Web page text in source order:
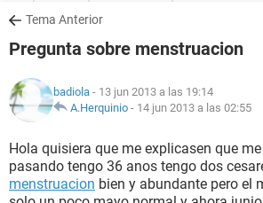
SALUD
FAMILIA
NUTRICIÓN
BIENESTAR
SEXUALIDAD
Tema Anterior
Pregunta sobre menstruacion
badiola - 13 jun 2013 a las 19:14
A.Herquinio - 14 jun 2013 a las 02:55
Hola quisiera que me explicasen que
pasando tengo 36 anos tengo dos
menstruacion bien y abundante pero el